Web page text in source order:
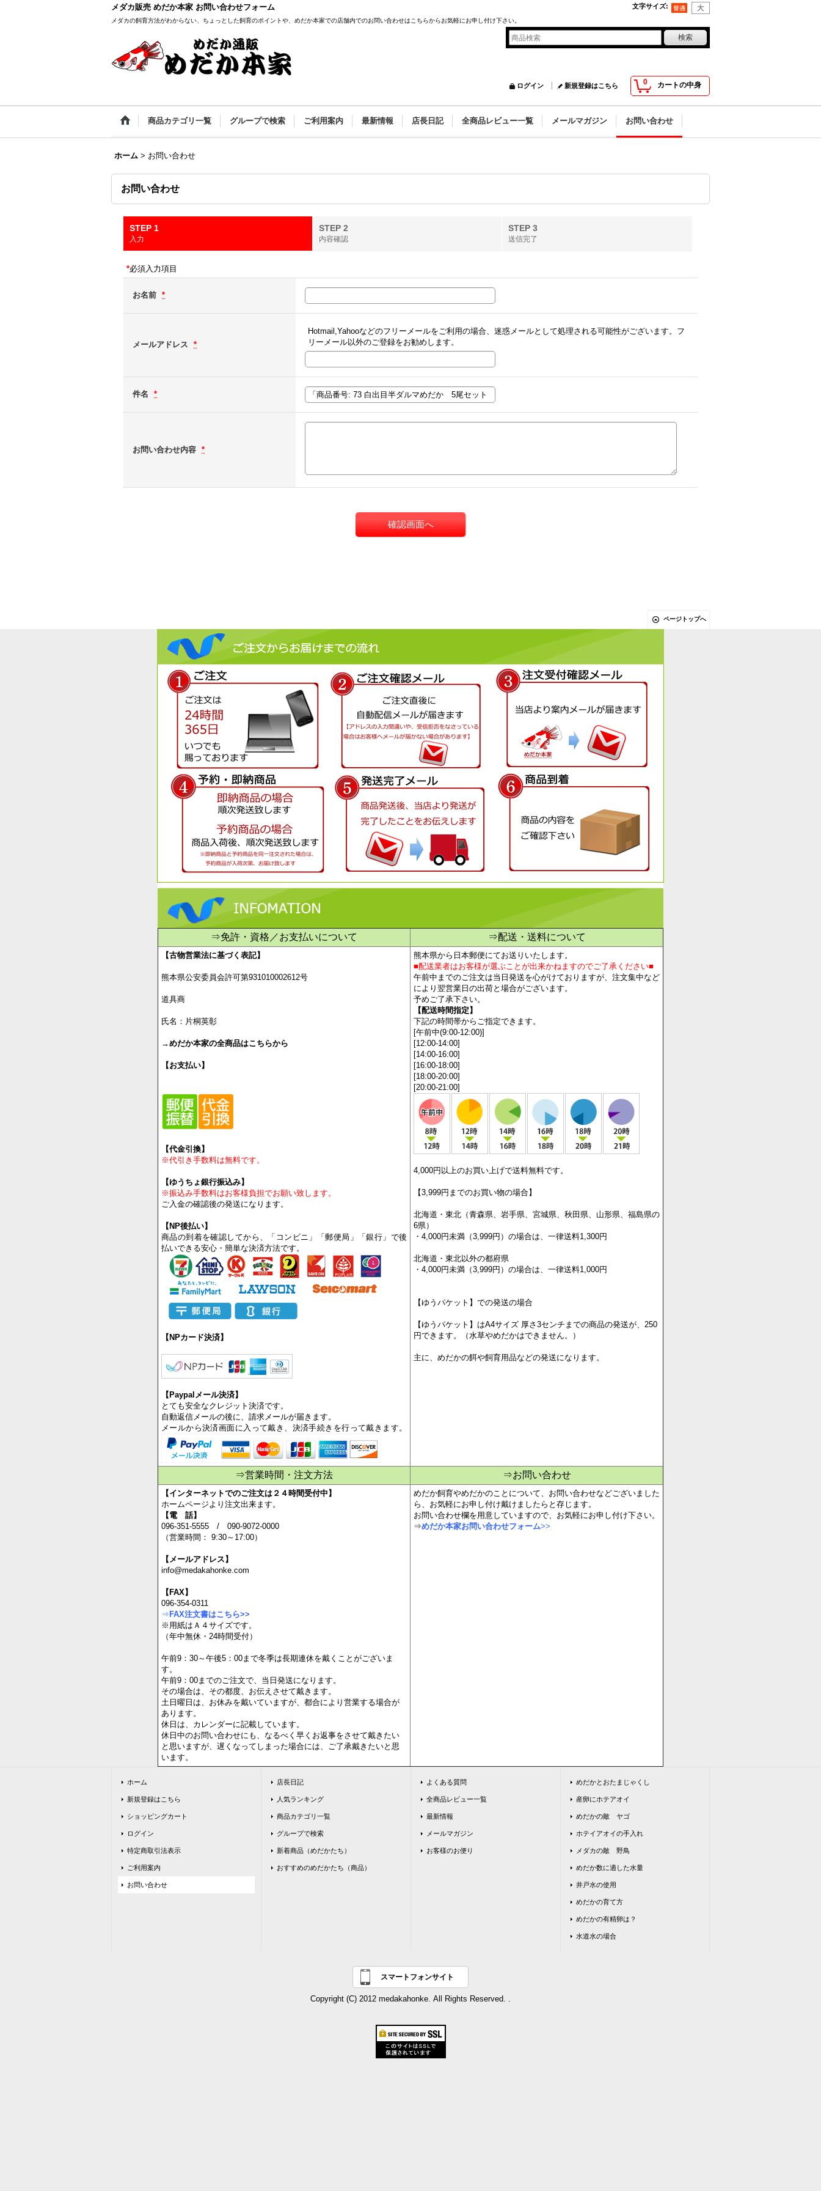
メダカ販売 めだか本家 お問い合わせフォーム
メダカの飼育方法がわからない、ちょっとした飼育のポイントや、めだか本家での店舗内でのお問い合わせはこちらからお気軽にお申し付け下さい。
文字サイズ:
0 カートの中身
ログイン 新規登録はこちら
商品カテゴリ一覧 グループで検索 ご利用案内 最新情報 店長日記 全商品レビュー一覧 メールマガジン お問い合わせ
ホーム > お問い合わせ
お問い合わせ
STEP 1
入力
STEP 2
内容確認
STEP 3
送信完了
*必須入力項目
お名前 *
メールアドレス *
Hotmail,Yahooなどのフリーメールをご利用の場合、迷惑メールとして処理される可能性がございます。フ
リーメール以外のご登録をお勧めします。
件名 *
お問い合わせ内容 *
ページトップへ
⇒免許・資格／お支払いについて ⇒配送・送料について
【古物営業法に基づく表記】
熊本県公安委員会許可第931010002612号
道具商
氏名：片桐英彰
→めだか本家の全商品はこちらから
【お支払い】
【代金引換】
※代引き手数料は無料です。
【ゆうちょ銀行振込み】
※振込み手数料はお客様負担でお願い致します。
ご入金の確認後の発送になります。
【NP後払い】
商品の到着を確認してから、「コンビニ」「郵便局」「銀行」で後
払いできる安心・簡単な決済方法です。
【NPカード決済】
【Paypalメール決済】
とても安全なクレジット決済です。
自動返信メールの後に、請求メールが届きます。
メールから決済画面に入って戴き、決済手続きを行って戴きます。
熊本県から日本郵便にてお送りいたします。
■配送業者はお客様が選ぶことが出来かねますのでご了承ください■
午前中までのご注文は当日発送を心がけておりますが、注文集中など
により翌営業日の出荷と場合がございます。
予めご了承下さい。
【配送時間指定】
下記の時間帯からご指定できます。
[午前中(9:00-12:00)]
[12:00-14:00]
[14:00-16:00]
[16:00-18:00]
[18:00-20:00]
[20:00-21:00]
4,000円以上のお買い上げで送料無料です。
【3,999円までのお買い物の場合】
北海道・東北（青森県、岩手県、宮城県、秋田県、山形県、福島県の
6県）
・4,000円未満（3,999円）の場合は、一律送料1,300円
北海道・東北以外の都府県
・4,000円未満（3,999円）の場合は、一律送料1,000円
【ゆうパケット】での発送の場合
【ゆうパケット】はA4サイズ 厚さ3センチまでの商品の発送が、250
円できます。（水草やめだかはできません。）
主に、めだかの餌や飼育用品などの発送になります。
⇒営業時間・注文方法 ⇒お問い合わせ
【インターネットでのご注文は２４時間受付中】
ホームページより注文出来ます。
【電 話】
096-351-5555 / 090-9072-0000
（営業時間： 9:30～17:00）
【メールアドレス】
info@medakahonke.com
【FAX】
096-354-0311
⇒FAX注文書はこちら>>
※用紙はＡ４サイズです。
（年中無休・24時間受付）
午前9：30～午後5：00まで冬季は長期連休を戴くことがございま
す。
午前9：00までのご注文で、当日発送になります。
その場合は、その都度、お伝えさせて戴きます。
土日曜日は、お休みを戴いていますが、都合により営業する場合が
あります。
休日は、カレンダーに記載しています。
休日中のお問い合わせにも、なるべく早くお返事をさせて戴きたい
と思いますが、遅くなってしまった場合には、ご了承戴きたいと思
います。
めだか飼育やめだかのことについて、お問い合わせなどございました
ら、お気軽にお申し付け戴けましたらと存じます。
お問い合わせ欄を用意していますので、お気軽にお申し付け下さい。
⇒めだか本家お問い合わせフォーム>>
ホーム
新規登録はこちら
ショッピングカート
ログイン
特定商取引法表示
ご利用案内
お問い合わせ
店長日記
人気ランキング
商品カテゴリ一覧
グループで検索
新着商品（めだかたち）
おすすめのめだかたち（商品）
よくある質問
全商品レビュー一覧
最新情報
メールマガジン
お客様のお便り
めだかとおたまじゃくし
産卵にホテアオイ
めだかの敵 ヤゴ
ホテイアオイの手入れ
メダカの敵 野鳥
めだか数に適した水量
井戸水の使用
めだかの育て方
めだかの有精卵は？
水道水の場合
スマートフォンサイト
Copyright (C) 2012 medakahonke. All Rights Reserved. .